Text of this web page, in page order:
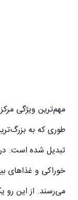
مهم‌ترین ویژگی
طوری که به
تبدیل شده است. در
خوراکی و غذاهای
می‌رسند. از این رو